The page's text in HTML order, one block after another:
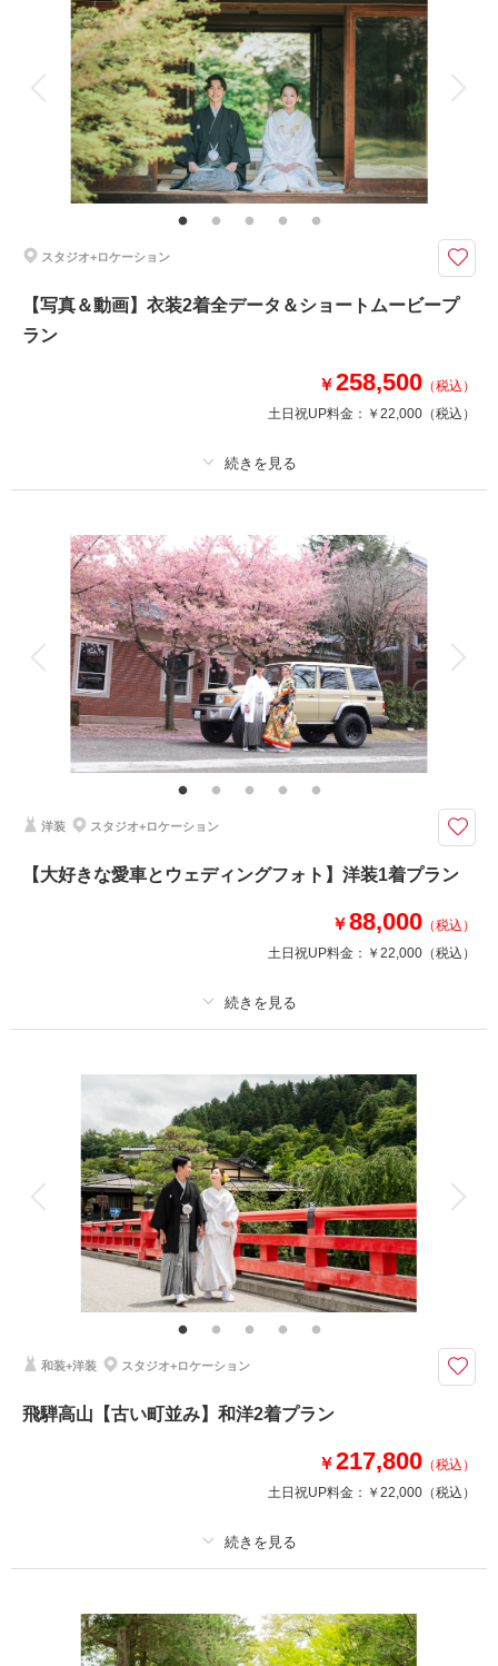
着付け ヘアメイク 小物一式
アルバム データ 50 カット 台紙付写真
衣装追加 会食 挙式
家族と撮影 家族用衣装レンタル ペットと撮影
わんちゃん、ねこちゃんとの撮影も慣れたスタッフなら安心！
いつも一緒に過ごしている家族の一員でもあるペットとの撮影。
ペット撮影もコツがあるんです。
是非サクラヒルズ創寫舘にお任せを！
来店・オンライン を確認する
スタジオ+ロケーション
【写真＆動画】衣装2着全データ＆ショートムービープ
ラン
￥258,500 （税込）
土日祝UP料金： ￥22,000 （税込）
撮影料 新婦衣装2着 新郎衣装2着
着付け ヘアメイク 小物一式
アルバム データ 100 カット 台紙付写真
衣装追加 会食 挙式
家族と撮影 家族用衣装レンタル ペットと撮影
その他含むもの
ショートムービー
当館の7000坪の敷地内での撮影だから人目が気にならないロケーションフ
（1〜2分）と、美肌レタッチ付きデータがセットになったプラン。
結婚式の準備をされている方にはオープニングムービーとしてもおすすめ♪
洋装 スタジオ+ロケーション
【大好きな愛車とウェディングフォト】洋装1着プラン
￥88,000 （税込）
土日祝UP料金： ￥22,000 （税込）
新婦衣装1着 新郎衣装1着
ヘアメイク 小物一式
アルバム データ 50 カット 台紙付写真
衣装追加 会食 挙式
家族と撮影 家族用衣装レンタル ペットと撮影
その他含むもの
大好きな愛車と撮影ができます♪
お車との撮影+衣裳+アクセサリー小物+新婦ヘアメイク+撮影+全データ（5
サクラヒルズ創寫舘敷地内 （岐阜）
相談予約する
来店・オンライン
撮影日の空き
を確認する
和装+洋装 スタジオ+ロケーション
飛騨高山【古い町並み】和洋2着プラン
￥217,800 （税込）
土日祝UP料金： ￥22,000 （税込）
撮影料 新婦衣装2着 新郎衣装2着
着付け ヘアメイク 小物一式